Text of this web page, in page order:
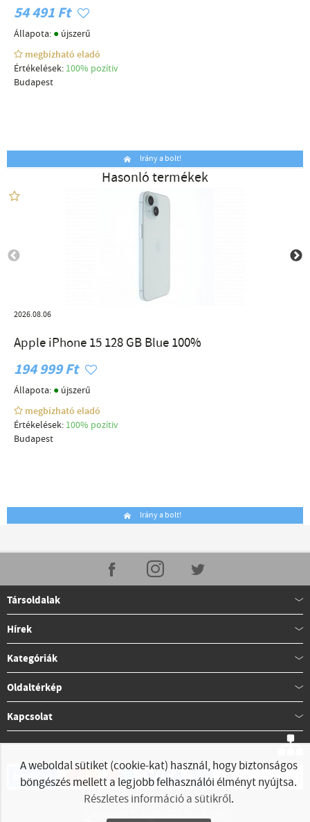
54 491 Ft
Állapota: ● újszerű
megbízható eladó
Értékelések: 100% pozítiv
Budapest
Irány a bolt!
Hasonló termékek
2026.08.06
Apple iPhone 15 128 GB Blue 100%
194 999 Ft
Állapota: ● újszerű
megbízható eladó
Értékelések: 100% pozítiv
Budapest
Irány a bolt!
Társoldalak
Hírek
Kategóriák
Oldaltérkép
Kapcsolat
A weboldal sütiket (cookie-kat) használ, hogy biztonságos
böngészés mellett a legjobb felhasználói élményt nyújtsa.
Részletes információ a sütikről.